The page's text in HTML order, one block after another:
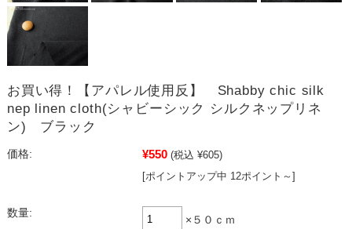
お買い得！【アパレル使用反】 Shabby chic silk
nep linen cloth(シャビーシック シルクネップリネ
ン) ブラック
価格: ¥550 (税込 ¥605)
[ポイントアップ中 12ポイント～]
数量:
×５０ｃｍ